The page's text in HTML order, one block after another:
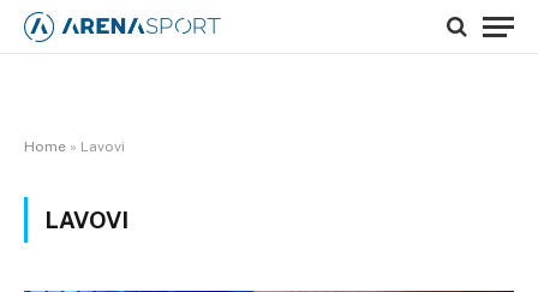
Home » Lavovi
LAVOVI